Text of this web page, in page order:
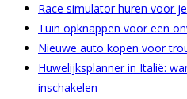
Race simulator huren voor
Tuin opknappen voor een
Nieuwe auto kopen voor
Huwelijksplanner in Italië:
inschakelen